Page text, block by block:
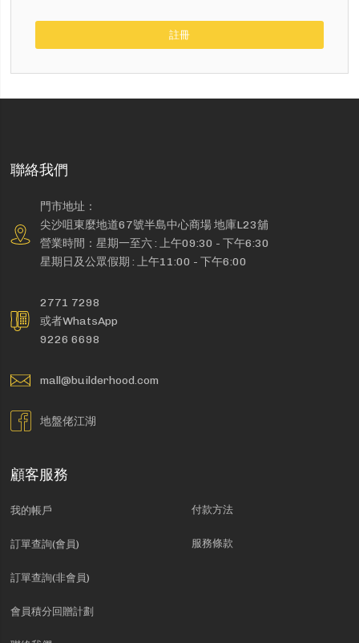
註冊
聯絡我們
門市地址：
尖沙咀東麼地道67號半島中心商場 地庫L23舖
營業時間：星期一至六 : 上午09:30 - 下午6:30
星期日及公眾假期 : 上午11:00 - 下午6:00
2771 7298
或者WhatsApp
9226 6698
mall@builderhood.com
地盤佬江湖
顧客服務
我的帳戶
訂單查詢(會員)
訂單查詢(非會員)
會員積分回贈計劃
付款方法
服務條款